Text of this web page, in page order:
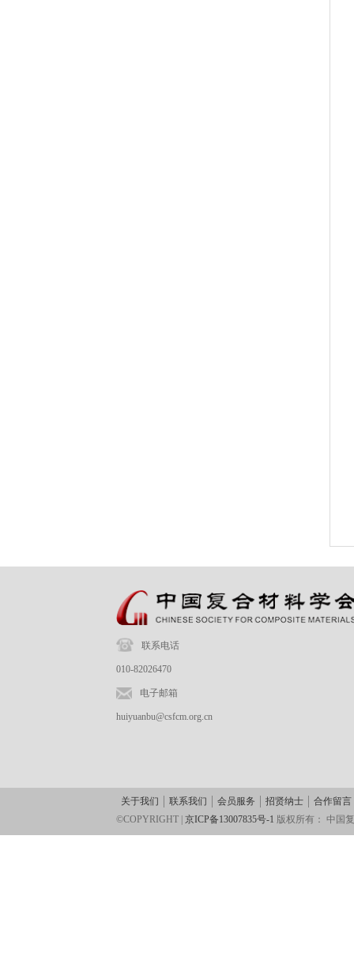
联系电话
010-82026470
电子邮箱
huiyuanbu@csfcm.org.cn
关于我们 联系我们 会员服务 招贤纳士
合作留言
©COPYRIGHT | 京ICP备13007835号-1 版权所有： 中国